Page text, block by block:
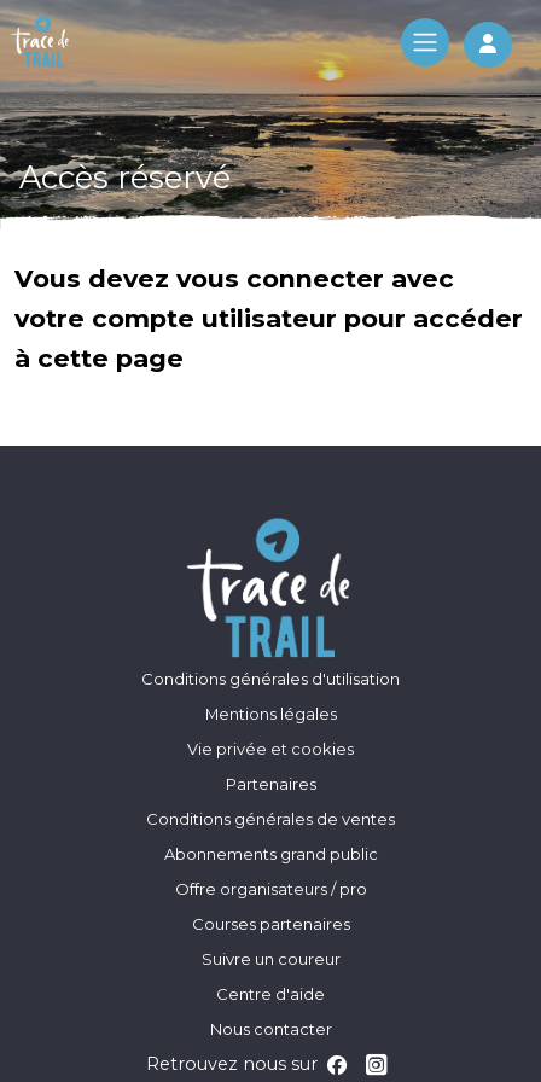
Log
Accès réservé
Vous devez vous connecter avec
votre compte utilisateur pour accéder
à cette page
Conditions générales d'utilisation
Mentions légales
Vie privée et cookies
Partenaires
Conditions générales de ventes
Abonnements grand public
Offre organisateurs / pro
Courses partenaires
Suivre un coureur
Centre d'aide
Nous contacter
Retrouvez nous sur